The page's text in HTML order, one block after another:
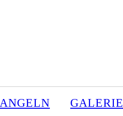
ANGELN GALERIE